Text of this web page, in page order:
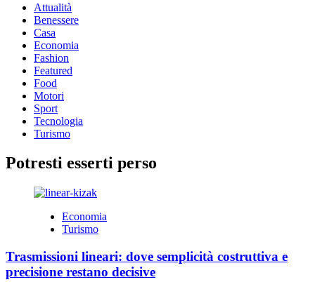
Attualità
Benessere
Casa
Economia
Fashion
Featured
Food
Motori
Sport
Tecnologia
Turismo
Potresti esserti perso
Economia
Turismo
Trasmissioni lineari: dove semplicità costruttiva e
precisione restano decisive